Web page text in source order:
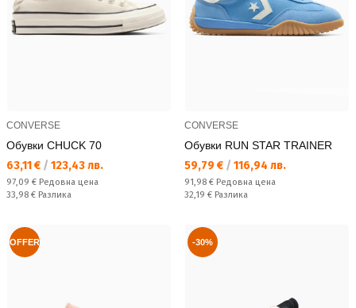
CONVERSE
Обувки CHUCK 70
Текуща цена:
63,11 € / 123,43 лв.
Редовна цена:
97,09 € Редовна цена
Спестявате:
33,98 € Разлика
CONVERSE
Обувки RUN STAR TRAINER
Текуща цена:
59,79 € / 116,94 лв.
Редовна цена:
91,98 € Редовна цена
Спестявате:
32,19 € Разлика
OFFER -30%